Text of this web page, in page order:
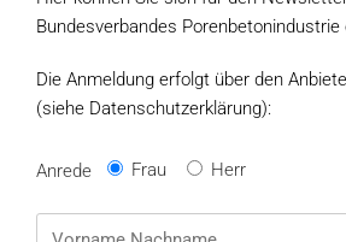
Bundesverbandes Porenbetonindustrie
Die Anmeldung erfolgt über den
(siehe Datenschutzerklärung):
Anrede Frau Herr